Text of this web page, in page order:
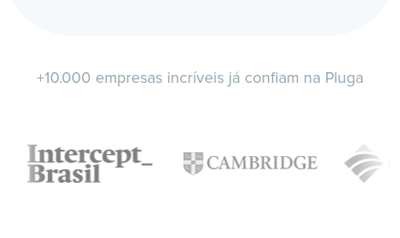
+10.000 empresas incríveis já confiam na Pluga